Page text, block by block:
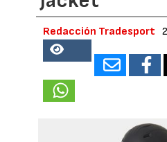
Redacción Tradesport
69184